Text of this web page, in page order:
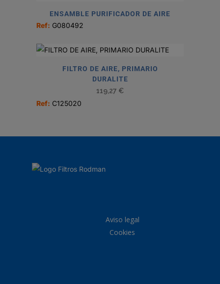
ENSAMBLE PURIFICADOR DE AIRE
Ref: G080492
FILTRO DE AIRE, PRIMARIO
DURALITE
119,27 €
Ref: C125020
Aviso legal
Cookies